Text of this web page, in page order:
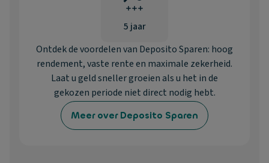
5 jaar
Ontdek de voordelen van Deposito Sparen: hoog
rendement, vaste rente en maximale zekerheid.
Laat u geld sneller groeien als u het in de
gekozen periode niet direct nodig hebt.
Meer over Deposito Sparen